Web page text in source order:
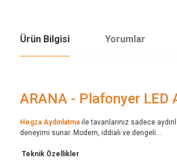
Ürün Bilgisi Yorumlar
ARANA - Plafonyer LED
Hegza Aydınlatma ile tavanlarınız sadece
deneyimi sunar. Modern, iddialı ve dengeli...
Teknik Özellikler